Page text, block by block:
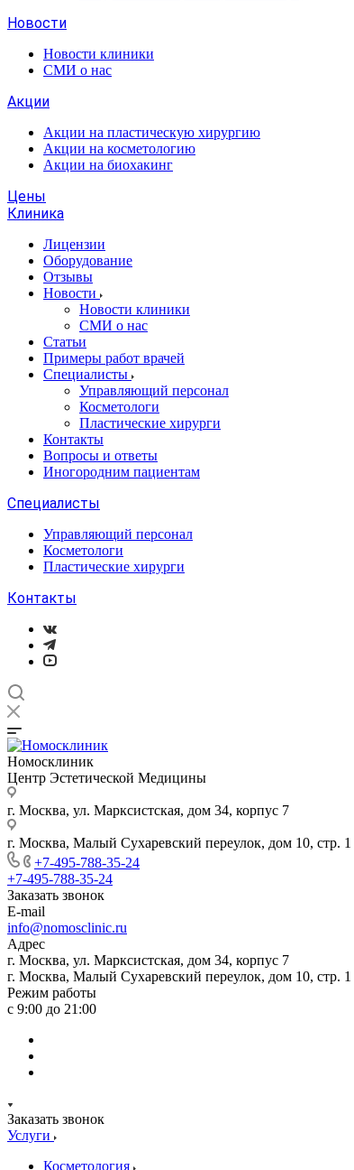
Новости
Новости клиники
СМИ о нас
Акции
Акции на пластическую хирургию
Акции на косметологию
Акции на биохакинг
Цены
Клиника
Лицензии
Оборудование
Отзывы
Новости
Новости клиники
СМИ о нас
Статьи
Примеры работ врачей
Специалисты
Управляющий персонал
Косметологи
Пластические хирурги
Контакты
Вопросы и ответы
Иногородним пациентам
Специалисты
Управляющий персонал
Косметологи
Пластические хирурги
Контакты
Номосклиник
Центр Эстетической Медицины
г. Москва, ул. Марксистская, дом 34, корпус 7
г. Москва, Малый Сухаревский переулок, дом 10, стр. 1
+7-495-788-35-24
+7-495-788-35-24
Заказать звонок
E-mail
info@nomosclinic.ru
Адрес
г. Москва, ул. Марксистская, дом 34, корпус 7
г. Москва, Малый Сухаревский переулок, дом 10, стр. 1
Режим работы
с 9:00 до 21:00
Заказать звонок
Услуги
Косметология